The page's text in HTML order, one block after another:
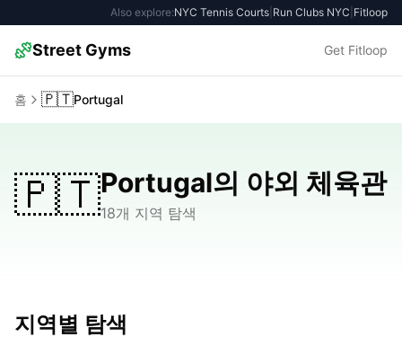
Also explore:NYC Tennis Courts Run Clubs NYC Fitloop
Street Gyms Get Fitloop
홈 🇵🇹Portugal
🇵🇹Portugal의 야외 체육관
18개 지역 탐색
지역별 탐색